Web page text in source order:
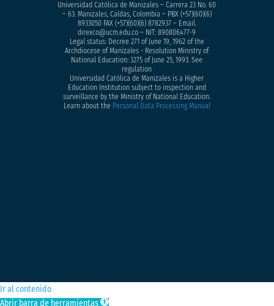
Universidad Católica de Manizales – Carrera 23 No. 60
– 63. Manizales, Caldas, Colombia – PBX (+57)(60)(6)
8933050FAX (+57)(60)(6) 8782937 – Email.
direxco@ucm.edu.co – NIT: 890806477-9
Legal status: Decree 271 of June 19, 1962 of the
Archdiocese of Manizales - Resolution Ministry of
National Education: 3275 of June 25, 1993. See
regulation
Universidad Católica de Manizales is a Higher
Education Institution subject to inspection and
surveillance by the Ministry of National Education.
Learn about the Personal Data Processing Manual
Ir al contenido
Abrir barra de herramientas